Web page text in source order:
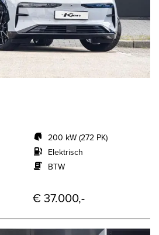
200 kW (272 PK)
Elektrisch
BTW
€ 37.000,-